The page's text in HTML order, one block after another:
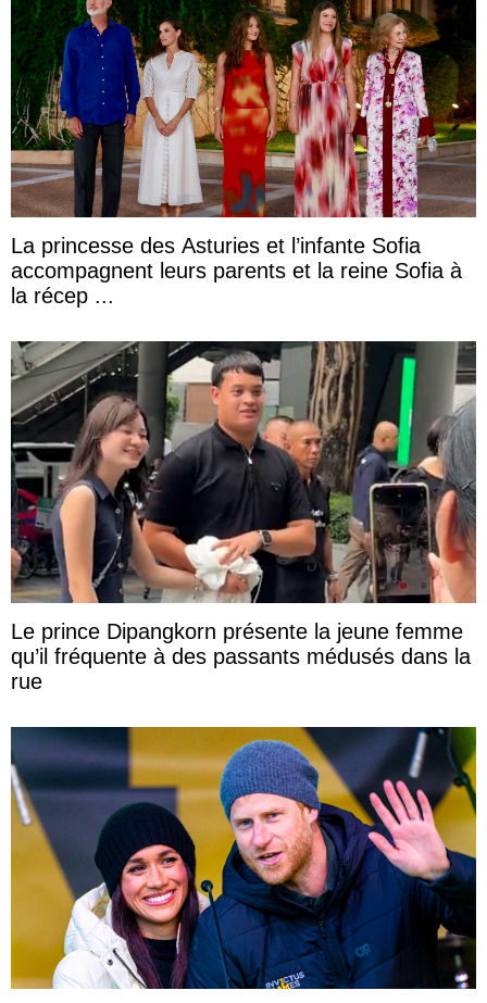
La princesse des Asturies et l’infante Sofia
accompagnent leurs parents et la reine Sofia à
la récep ...
Le prince Dipangkorn présente la jeune femme
qu’il fréquente à des passants médusés dans la
rue